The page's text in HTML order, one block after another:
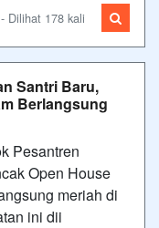
Dilihat 178 kali
Santri Baru,
Berlangsung
Pesantren
Open House
meriah di
ini dii